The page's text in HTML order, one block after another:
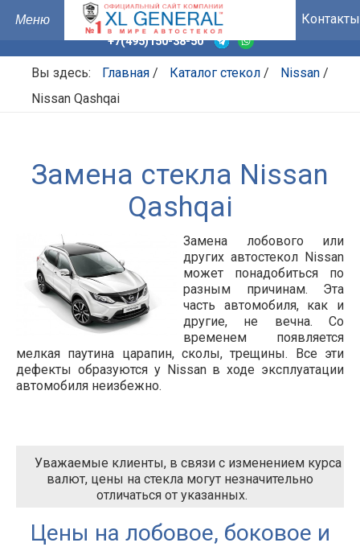
Контакты
+7(495)150-38-50
Вы здесь: Главная / Каталог стекол / Nissan /
Nissan Qashqai
Замена стекла Nissan
Qashqai
Замена лобового или
других автостекол Nissan
может понадобиться по
разным причинам. Эта
часть автомобиля, как и
другие, не вечна. Со
временем появляется
мелкая паутина царапин, сколы, трещины. Все эти
дефекты образуются у Nissan в ходе эксплуатации
автомобиля неизбежно.
Уважаемые клиенты, в связи с изменением курса
валют, цены на стекла могут незначительно
отличаться от указанных.
Цены на лобовое, боковое и